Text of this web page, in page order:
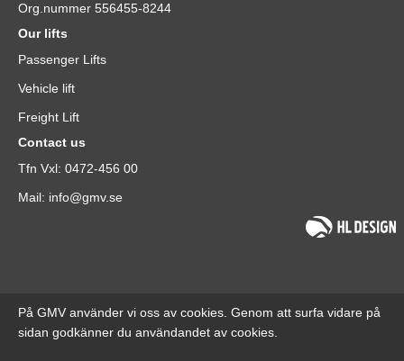
Org.nummer 556455-8244
Our lifts
Passenger Lifts
Vehicle lift
Freight Lift
Contact us
Tfn Vxl: 0472-456 00
Mail: info@gmv.se
På GMV använder vi oss av cookies. Genom att surfa vidare på
sidan godkänner du användandet av cookies.